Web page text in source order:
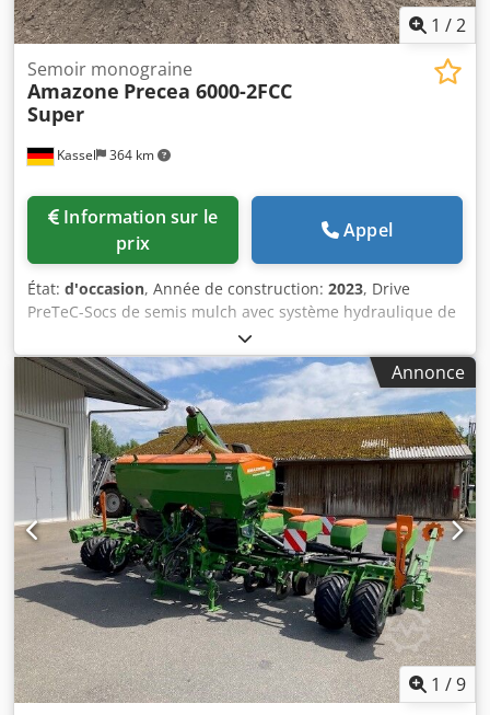
1 /2
Kassel 364 km
Semoir monograine
Amazone Precea 6000-2FCC
Super
prix
Appel
État: d'occasion, Année de construction: 2023, Drive
PreTeC-Socs de semis mulch avec système hydraulique de
pression des socs SmartForce, tête de distribution pour /
réservoir frontal, commande de machine ISOBUS, réservoir
frontal FTender 2200 / couvercle du réservoir, vis de
remplissage FTender à une seule ligne de convoyage
autonome / commande de machine ISOBUS. Dcodetp
Hmropfx An Eok
Annonce
1 /9